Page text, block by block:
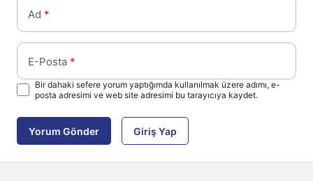
Ad *
E-Posta *
Bir dahaki sefere yorum yaptığımda kullanılmak üzere adımı, e-
posta adresimi ve web site adresimi bu tarayıcıya kaydet.
Yorum Gönder Giriş Yap